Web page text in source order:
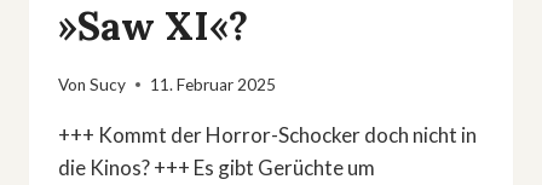
»Saw XI«?
Von Sucy 11. Februar 2025
+++ Kommt der Horror-Schocker doch nicht in
die Kinos? +++ Es gibt Gerüchte um